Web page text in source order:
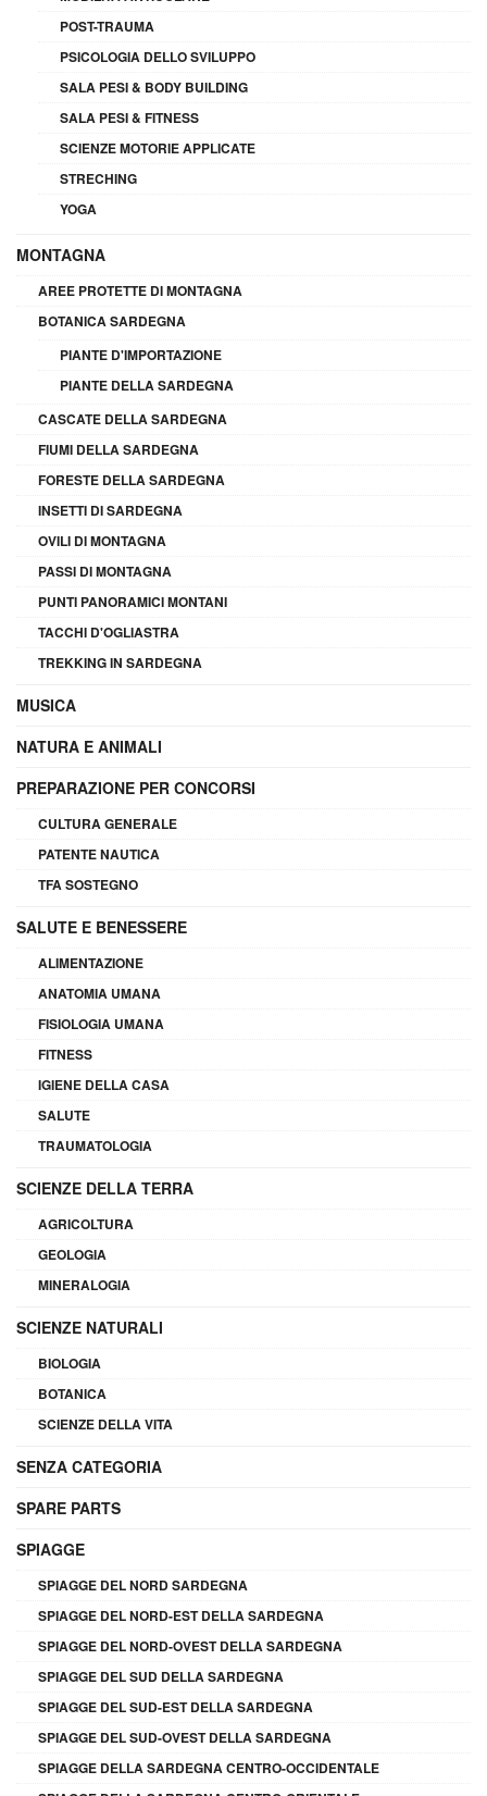
POST-TRAUMA
PSICOLOGIA DELLO SVILUPPO
SALA PESI & BODY BUILDING
SALA PESI & FITNESS
SCIENZE MOTORIE APPLICATE
STRECHING
YOGA
MONTAGNA
AREE PROTETTE DI MONTAGNA
BOTANICA SARDEGNA
PIANTE D'IMPORTAZIONE
PIANTE DELLA SARDEGNA
CASCATE DELLA SARDEGNA
FIUMI DELLA SARDEGNA
FORESTE DELLA SARDEGNA
INSETTI DI SARDEGNA
OVILI DI MONTAGNA
PASSI DI MONTAGNA
PUNTI PANORAMICI MONTANI
TACCHI D'OGLIASTRA
TREKKING IN SARDEGNA
MUSICA
NATURA E ANIMALI
PREPARAZIONE PER CONCORSI
CULTURA GENERALE
PATENTE NAUTICA
TFA SOSTEGNO
SALUTE E BENESSERE
ALIMENTAZIONE
ANATOMIA UMANA
FISIOLOGIA UMANA
FITNESS
IGIENE DELLA CASA
SALUTE
TRAUMATOLOGIA
SCIENZE DELLA TERRA
AGRICOLTURA
GEOLOGIA
MINERALOGIA
SCIENZE NATURALI
BIOLOGIA
BOTANICA
SCIENZE DELLA VITA
SENZA CATEGORIA
SPARE PARTS
SPIAGGE
SPIAGGE DEL NORD SARDEGNA
SPIAGGE DEL NORD-EST DELLA SARDEGNA
SPIAGGE DEL NORD-OVEST DELLA SARDEGNA
SPIAGGE DEL SUD DELLA SARDEGNA
SPIAGGE DEL SUD-EST DELLA SARDEGNA
SPIAGGE DEL SUD-OVEST DELLA SARDEGNA
SPIAGGE DELLA SARDEGNA CENTRO-OCCIDENTALE